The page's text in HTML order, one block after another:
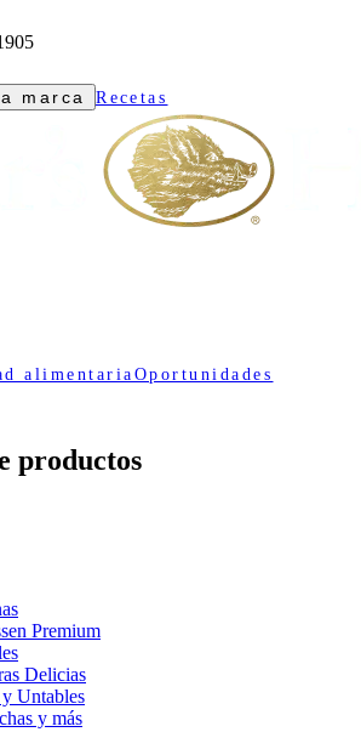
marca Recetas
alimentariaOportunidades
productos
Premium
Delicias
Untables
y más